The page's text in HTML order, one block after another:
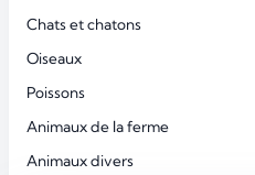
Chats et chatons
Oiseaux
Poissons
Animaux de la ferme
Animaux divers